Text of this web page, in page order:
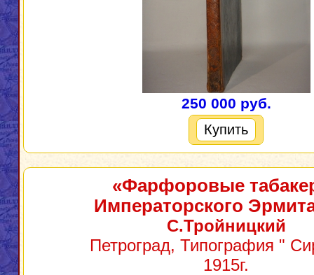
250 000 руб.
Купить
«Фарфоровые
Императорского
С.Тройницкий
Петроград, Типография "
1915г.